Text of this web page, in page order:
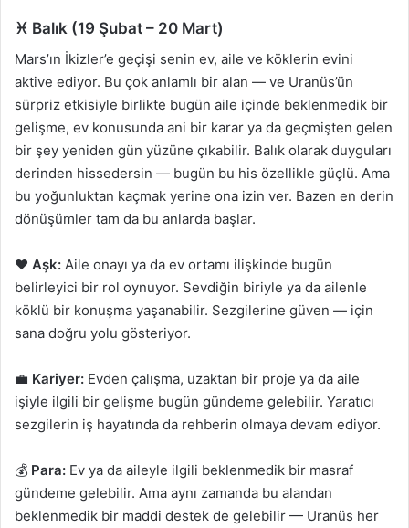
♓ Balık (19 Şubat – 20 Mart)
Mars’ın İkizler’e geçişi senin ev, aile ve köklerin evini
aktive ediyor. Bu çok anlamlı bir alan — ve Uranüs’ün
sürpriz etkisiyle birlikte bugün aile içinde beklenmedik bir
gelişme, ev konusunda ani bir karar ya da geçmişten gelen
bir şey yeniden gün yüzüne çıkabilir. Balık olarak duyguları
derinden hissedersin — bugün bu his özellikle güçlü. Ama
bu yoğunluktan kaçmak yerine ona izin ver. Bazen en derin
dönüşümler tam da bu anlarda başlar.
❤️ Aşk: Aile onayı ya da ev ortamı ilişkinde bugün
belirleyici bir rol oynuyor. Sevdiğin biriyle ya da ailenle
köklü bir konuşma yaşanabilir. Sezgilerine güven — için
sana doğru yolu gösteriyor.
💼 Kariyer: Evden çalışma, uzaktan bir proje ya da aile
işiyle ilgili bir gelişme bugün gündeme gelebilir. Yaratıcı
sezgilerin iş hayatında da rehberin olmaya devam ediyor.
💰 Para: Ev ya da aileyle ilgili beklenmedik bir masraf
gündeme gelebilir. Ama aynı zamanda bu alandan
beklenmedik bir maddi destek de gelebilir — Uranüs her